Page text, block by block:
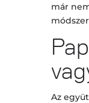
már
Az